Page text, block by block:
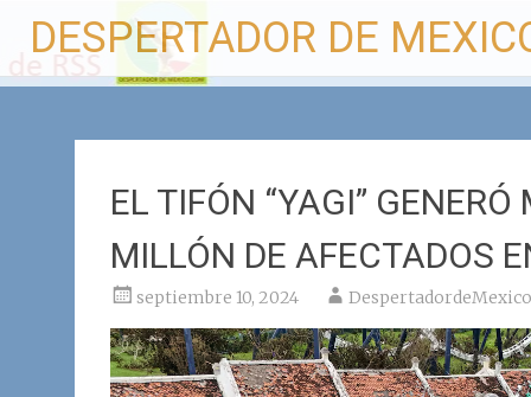
contenido
DESPERTADOR DE
EL TIFÓN “YAGI”
MILLÓN DE AFECTADOS
septiembre 10, 2024 DespertadordeMexico